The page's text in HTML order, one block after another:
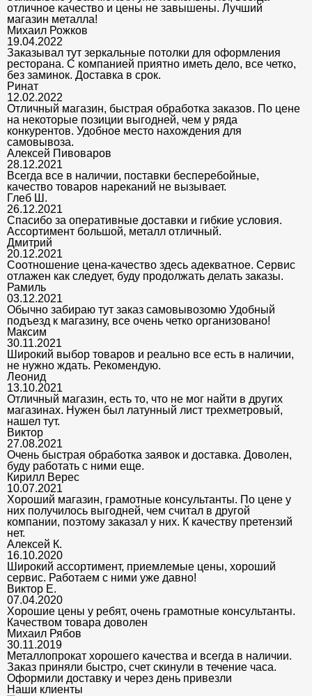
отличное качество и цены не завышены. Лучший
магазин металла!
Михаил Рожков
19.04.2022
Заказывал тут зеркальные потолки для оформления
ресторана. С компанией приятно иметь дело, все четко,
без заминок. Доставка в срок.
Ринат
12.02.2022
Отличный магазин, быстрая обработка заказов. По цене
на некоторые позиции выгодней, чем у ряда
конкурентов. Удобное место нахождения для
самовывоза.
Алексей Пивоваров
28.12.2021
Всегда все в наличии, поставки бесперебойные,
качество товаров нареканий не вызывает.
Глеб Ш.
26.12.2021
Спасибо за оперативные доставки и гибкие условия.
Ассортимент большой, металл отличный.
Дмитрий
20.12.2021
Соотношение цена-качество здесь адекватное. Сервис
отлажен как следует, буду продолжать делать заказы.
Рамиль
03.12.2021
Обычно забираю тут заказ самовывозомю Удобный
подъезд к магазину, все очень четко организовано!
Максим
30.11.2021
Широкий выбор товаров и реально все есть в наличии,
не нужно ждать. Рекомендую.
Леонид
13.10.2021
Отличный магазин, есть то, что не мог найти в других
магазинах. Нужен был латунный лист трехметровый,
нашел тут.
Виктор
27.08.2021
Очень быстрая обработка заявок и доставка. Доволен,
буду работать с ними еще.
Кирилл Верес
10.07.2021
Хороший магазин, грамотные консультанты. По цене у
них получилось выгодней, чем считал в другой
компании, поэтому заказал у них. К качеству претензий
нет.
Алексей К.
16.10.2020
Широкий ассортимент, приемлемые цены, хороший
сервис. Работаем с ними уже давно!
Виктор Е.
07.04.2020
Хорошие цены у ребят, очень грамотные консультанты.
Качеством товара доволен
Михаил Рябов
30.11.2019
Металлопрокат хорошего качества и всегда в наличии.
Заказ приняли быстро, счет скинули в течение часа.
Оформили доставку и через день привезли
Наши клиенты